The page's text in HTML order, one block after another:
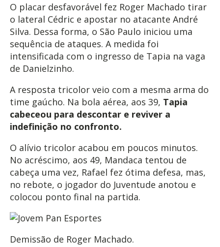
O placar desfavorável fez Roger Machado tirar
o lateral Cédric e apostar no atacante André
Silva. Dessa forma, o São Paulo iniciou uma
sequência de ataques. A medida foi
intensificada com o ingresso de Tapia na vaga
de Danielzinho.
A resposta tricolor veio com a mesma arma do
time gaúcho. Na bola aérea, aos 39, Tapia
cabeceou para descontar e reviver a
indefinição no confronto.
O alívio tricolor acabou em poucos minutos.
No acréscimo, aos 49, Mandaca tentou de
cabeça uma vez, Rafael fez ótima defesa, mas,
no rebote, o jogador do Juventude anotou e
colocou ponto final na partida.
Demissão de Roger Machado.